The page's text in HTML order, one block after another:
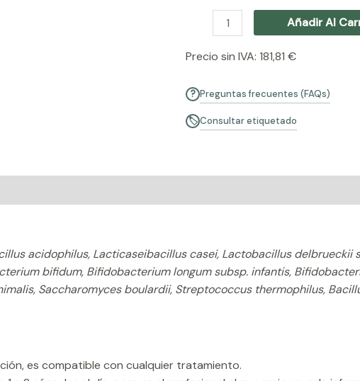
Añadir Al
Precio sin IVA:181,81€
? Preguntas frecuentes (FAQs)
🏷Consultar etiquetado
acidophilus, Lacticaseibacillus casei, Lactobacillus delbrueckii
bifidum, Bifidobacterium longum subsp. infantis,
Saccharomyces boulardii, Streptococcus thermophilus,
es compatible con cualquier tratamiento.